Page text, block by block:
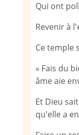
Qui ont
Revenir à
Ce temple
« Fais du
âme aie
Et Dieu
qu'elle a